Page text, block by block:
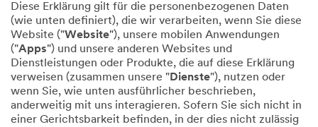
Diese Erklärung gilt für die personenbezogenen Daten
(wie unten definiert), die wir verarbeiten, wenn Sie diese
Website ("Website"), unsere mobilen Anwendungen
("Apps") und unsere anderen Websites und
Dienstleistungen oder Produkte, die auf diese Erklärung
verweisen (zusammen unsere "Dienste"), nutzen oder
wenn Sie, wie unten ausführlicher beschrieben,
anderweitig mit uns interagieren. Sofern Sie sich nicht in
einer Gerichtsbarkeit befinden, in der dies nicht zulässig